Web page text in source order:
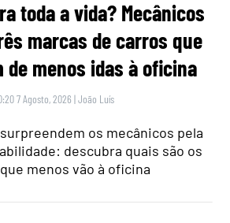
toda a vida? Mecânicos
marcas de carros que
de menos idas à oficina
7 Agosto, 2026 |João Luís
os mecânicos pela
descubra quais são os
menos vão à oficina